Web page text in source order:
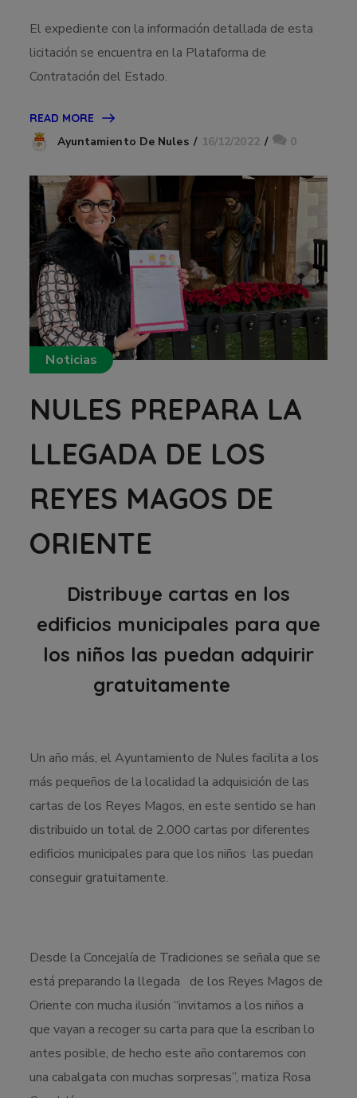
El expediente con la información detallada de esta
licitación se encuentra en la Plataforma de
Contratación del Estado.
READ MORE
Ayuntamiento De Nules 16/12/2022 0
Noticias
NULES PREPARA LA
LLEGADA DE LOS
REYES MAGOS DE
ORIENTE
Distribuye cartas en los
edificios municipales para que
los niños las puedan adquirir
gratuitamente
Un año más, el Ayuntamiento de Nules facilita a los
más pequeños de la localidad la adquisición de las
cartas de los Reyes Magos, en este sentido se han
distribuido un total de 2.000 cartas por diferentes
edificios municipales para que los niños las puedan
conseguir gratuitamente.
Desde la Concejalía de Tradiciones se señala que se
está preparando la llegada de los Reyes Magos de
Oriente con mucha ilusión “invitamos a los niños a
que vayan a recoger su carta para que la escriban lo
antes posible, de hecho este año contaremos con
una cabalgata con muchas sorpresas”, matiza Rosa